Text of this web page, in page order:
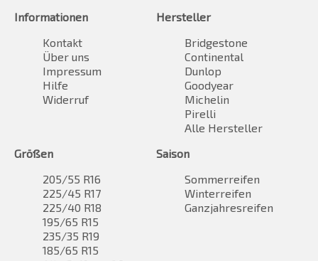
Informationen
Kontakt
Über uns
Impressum
Hilfe
Widerruf
Hersteller
Bridgestone
Continental
Dunlop
Goodyear
Michelin
Pirelli
Alle Hersteller
Größen
205/55 R16
225/45 R17
225/40 R18
195/65 R15
235/35 R19
185/65 R15
Saison
Sommerreifen
Winterreifen
Ganzjahresreifen